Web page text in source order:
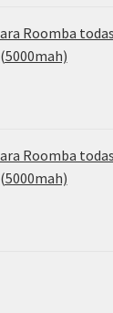
Roomba
Roomba